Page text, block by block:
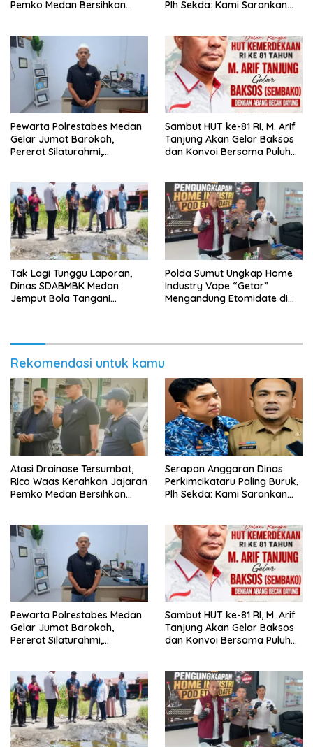
Pemko Medan Bersihkan
Plh Sekda: Kami Sarankan
Pewarta Polrestabes Medan
Gelar Jumat Barokah,
Pererat Silaturahmi,
‎Sambut HUT ke-81 RI, M. Arif
Tanjung Akan Gelar Baksos
dan Konvoi Bersama Puluhan
Tak Lagi Tunggu Laporan,
Dinas SDABMBK Medan
Jemput Bola Tangani
‎Polda Sumut Ungkap Home
Industry Vape “Getar”
Mengandung Etomidate di
Rekomendasi untuk kamu
Atasi Drainase Tersumbat,
Rico Waas Kerahkan Jajaran
Pemko Medan Bersihkan
Serapan Anggaran Dinas
Perkimcikataru Paling Buruk,
Plh Sekda: Kami Sarankan
Pewarta Polrestabes Medan
Gelar Jumat Barokah,
Pererat Silaturahmi,
‎Sambut HUT ke-81 RI, M. Arif
Tanjung Akan Gelar Baksos
dan Konvoi Bersama Puluhan